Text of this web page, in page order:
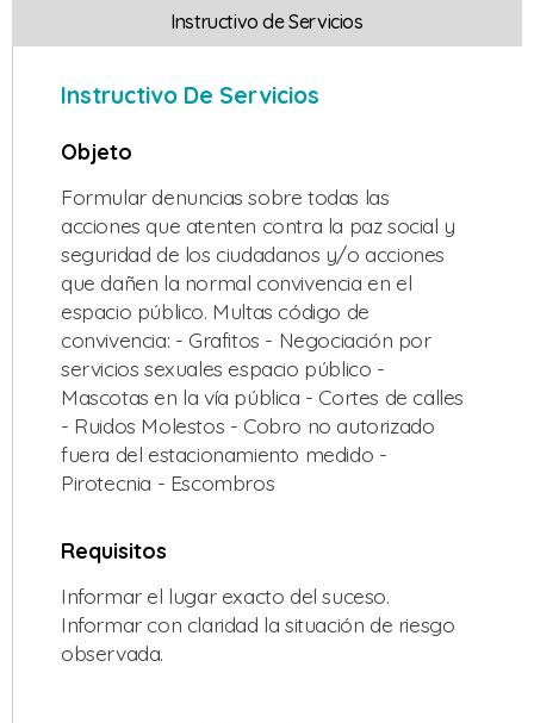
Instructivo de Servicios
Instructivo De Servicios
Objeto
Formular denuncias sobre todas las
acciones que atenten contra la paz social y
seguridad de los ciudadanos y/o acciones
que dañen la normal convivencia en el
espacio público. Multas código de
convivencia: - Grafitos - Negociación por
servicios sexuales espacio público -
Mascotas en la vía pública - Cortes de calles
- Ruidos Molestos - Cobro no autorizado
fuera del estacionamiento medido -
Pirotecnia - Escombros
Requisitos
Informar el lugar exacto del suceso.
Informar con claridad la situación de riesgo
observada.